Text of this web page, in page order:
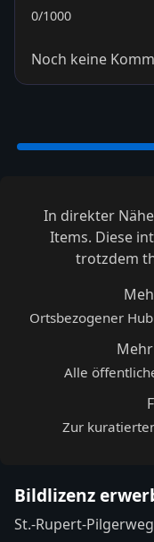
0/1000
Noch keine
In direkter
Items. Diese
trotzdem
Ortsbezogener
Alle
Zur
Bildlizenz
St.-Rupert-